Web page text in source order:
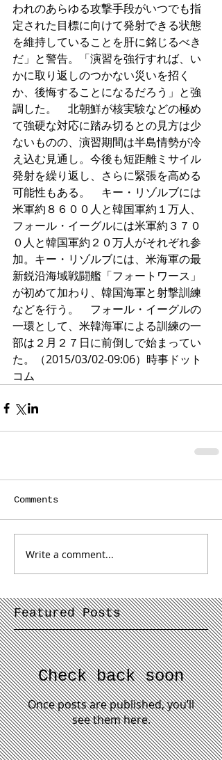
われのあらゆる攻撃手段がいつでも指
定された目標に向けて発射できる状態
を維持していることを肝に銘じるべき
だ」と警告。「演習を強行すれば、い
かに取り返しのつかない災いを招く
か、後悔することになるだろう」と強
調した。　北朝鮮が核実験などの極め
て強硬な対応に踏み切るとの見方は少
ないものの、演習期間は半島情勢が冷
え込む見通し。今後も短距離ミサイル
発射を繰り返し、さらに緊張を高める
可能性もある。　キー・リゾルブには
米軍約８６００人と韓国軍約１万人、
フォール・イーグルには米軍約３７０
０人と韓国軍約２０万人がそれぞれ参
加。キー・リゾルブには、米海軍の最
新鋭沿海域戦闘艦「フォートワース」
が初めて加わり、韓国海軍と射撃訓練
などを行う。　フォール・イーグルの
一環として、米韓海軍による訓練の一
部は２月２７日に前倒しで始まってい
た。（2015/03/02-09:06）時事ドット
コム
Comments
Write a comment...
Featured Posts
Check back soon
Once posts are published, you’ll
see them here.